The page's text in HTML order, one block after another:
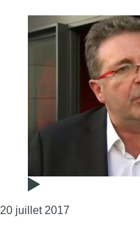
20 juillet 2017